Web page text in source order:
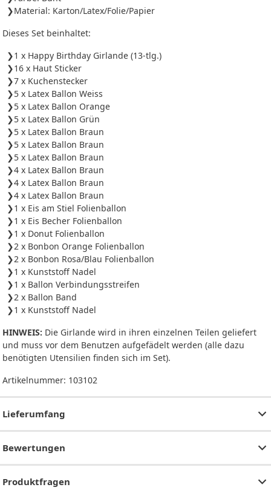
Material: Karton/Latex/Folie/Papier
Dieses Set beinhaltet:
1 x Happy Birthday Girlande (13-tlg.)
16 x Haut Sticker
7 x Kuchenstecker
5 x Latex Ballon Weiss
5 x Latex Ballon Orange
5 x Latex Ballon Grün
5 x Latex Ballon Braun
5 x Latex Ballon Braun
5 x Latex Ballon Braun
4 x Latex Ballon Braun
4 x Latex Ballon Braun
4 x Latex Ballon Braun
1 x Eis am Stiel Folienballon
1 x Eis Becher Folienballon
1 x Donut Folienballon
2 x Bonbon Orange Folienballon
2 x Bonbon Rosa/Blau Folienballon
1 x Kunststoff Nadel
1 x Ballon Verbindungsstreifen
2 x Ballon Band
1 x Kunststoff Nadel
HINWEIS: Die Girlande wird in ihren einzelnen Teilen geliefert
und muss vor dem Benutzen aufgefädelt werden (alle dazu
benötigten Utensilien finden sich im Set).
Artikelnummer: 103102
Lieferumfang
Bewertungen
Produktfragen